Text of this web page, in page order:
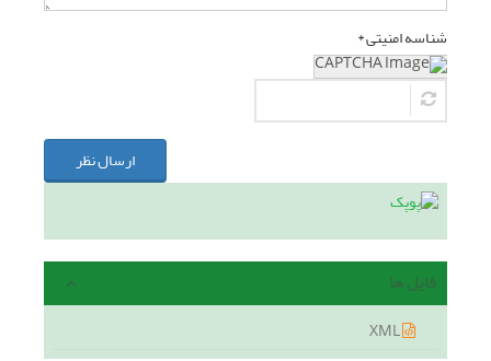
شناسه امنیتی *
ارسال نظر
فایل ها